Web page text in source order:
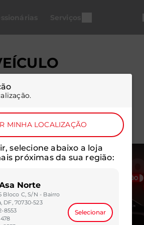
MINHA LOCALIZAÇÃO
selecione abaixo a loja
próximas da sua região:
Norte
Bloco C, S/N - Bairro
DF, 70730-523
8553
Selecionar